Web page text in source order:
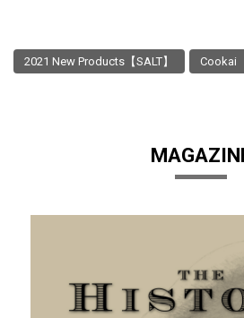
2021 New Products【SALT】 Cookai